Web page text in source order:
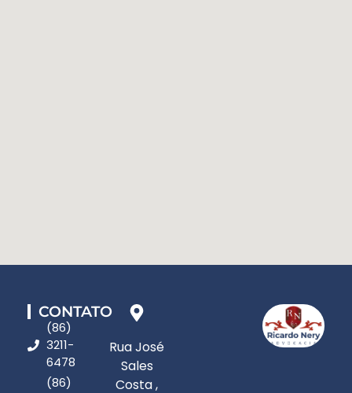
(86)
3211-
6478
(86)
CONTATO
Rua José
Sales
Costa ,